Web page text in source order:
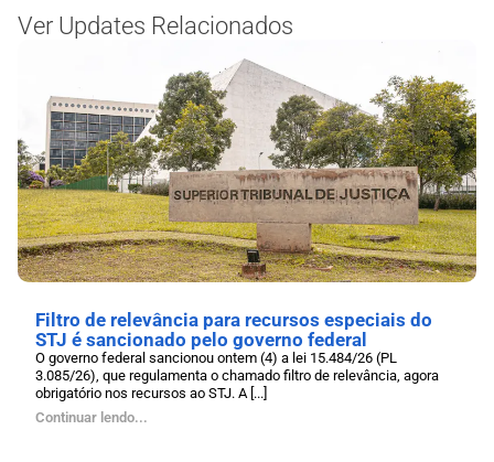
Ver Updates Relacionados
Filtro de relevância para recursos especiais do
STJ é sancionado pelo governo federal
O governo federal sancionou ontem (4) a lei 15.484/26 (PL
3.085/26), que regulamenta o chamado filtro de relevância, agora
obrigatório nos recursos ao STJ. A [...]
Continuar lendo...